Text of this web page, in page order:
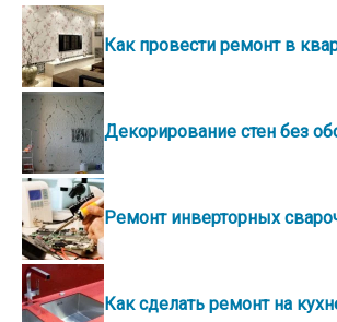
Как провести ремонт в
Декорирование стен без
Ремонт инверторных
Как сделать ремонт на